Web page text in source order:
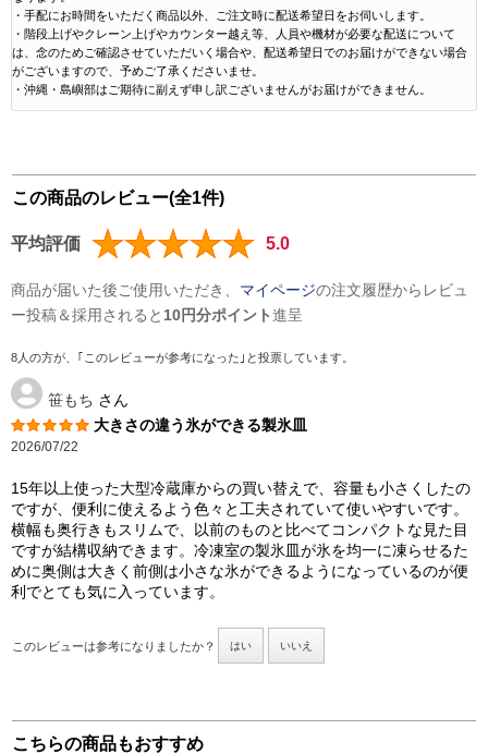
・手配にお時間をいただく商品以外、ご注文時に配送希望日をお伺いします。
・階段上げやクレーン上げやカウンター越え等、人員や機材が必要な配送について
は、念のためご確認させていただいく場合や、配送希望日でのお届けができない場合
がございますので、予めご了承くださいませ。
・沖縄・島嶼部はご期待に副えず申し訳ございませんがお届けができません。
この商品のレビュー(全1件)
平均評価 5.0
商品が届いた後ご使用いただき、 マイページの注文履歴からレビュ
ー投稿＆採用されると 10円分ポイント進呈
8人の方が、｢このレビューが参考になった｣と投票しています。
笹もち さん
大きさの違う氷ができる製氷皿
2026/07/22
15年以上使った大型冷蔵庫からの買い替えで、容量も小さくしたの
ですが、便利に使えるよう色々と工夫されていて使いやすいです。
横幅も奥行きもスリムで、以前のものと比べてコンパクトな見た目
ですが結構収納できます。冷凍室の製氷皿が氷を均一に凍らせるた
めに奥側は大きく前側は小さな氷ができるようになっているのが便
利でとても気に入っています。
このレビューは参考になりましたか？ はい いいえ
こちらの商品もおすすめ